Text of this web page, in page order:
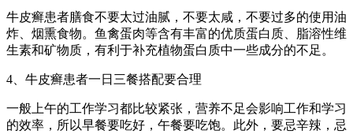
牛皮癣患者膳食不要太过油腻，不要太咸，不要过多的使用油
炸、烟熏食物。鱼禽蛋肉等含有丰富的优质蛋白质、脂溶性维
生素和矿物质，有利于补充植物蛋白质中一些成分的不足。
4、牛皮癣患者一日三餐搭配要合理
一般上午的工作学习都比较紧张，营养不足会影响工作和学习
的效率，所以早餐要吃好，午餐要吃饱。此外，要忌辛辣，忌